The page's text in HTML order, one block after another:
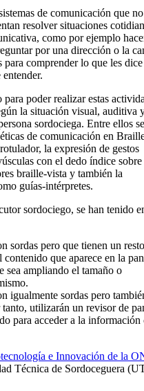
de comunicación que
resolver situaciones
como por ejemplo
por una dirección o la
comprender lo que les
poder realizar estas
la situación visual, auditiva
sordociega. Entre ellos se
de comunicación en
la expresión de gestos
con el dedo índice
braille-vista y también la
guías-intérpretes.
sordociego, se han tenido
sordas pero que tienen un
que aparece en la
sea ampliando el tamaño o
igualmente sordas pero
utilizarán un revisor de
para acceder a la información
e Innovación de la
Técnica de Sordoceguera